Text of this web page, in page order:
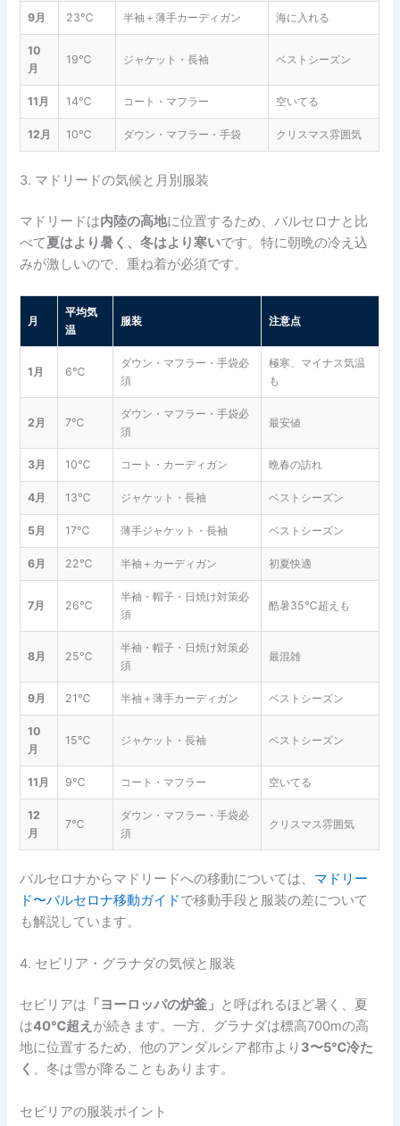
9月 23℃ 半袖＋薄手カーディガン 海に入れる
10
月
19℃ ジャケット・長袖 ベストシーズン
11月 14℃ コート・マフラー 空いてる
12月 10℃ ダウン・マフラー・手袋 クリスマス雰囲気
3. マドリードの気候と月別服装
マドリードは内陸の高地に位置するため、バルセロナと比
べて夏はより暑く、冬はより寒いです。特に朝晩の冷え込
みが激しいので、重ね着が必須です。
月
平均気
温
服装 注意点
1月 6℃
ダウン・マフラー・手袋必
須
極寒、マイナス気温
も
2月 7℃
ダウン・マフラー・手袋必
須
最安値
3月 10℃ コート・カーディガン 晩春の訪れ
4月 13℃ ジャケット・長袖 ベストシーズン
5月 17℃ 薄手ジャケット・長袖 ベストシーズン
6月 22℃ 半袖＋カーディガン 初夏快適
7月 26℃
半袖・帽子・日焼け対策必
須
酷暑35℃超えも
8月 25℃
半袖・帽子・日焼け対策必
須
最混雑
9月 21℃ 半袖＋薄手カーディガン ベストシーズン
10
月
15℃ ジャケット・長袖 ベストシーズン
11月 9℃ コート・マフラー 空いてる
12
月
7℃
ダウン・マフラー・手袋必
須
クリスマス雰囲気
バルセロナからマドリードへの移動については、 マドリー
ド〜バルセロナ移動ガイドで移動手段と服装の差について
も解説しています。
4. セビリア・グラナダの気候と服装
セビリアは 「ヨーロッパの炉釜」 と呼ばれるほど暑く、夏
は40℃超え が続きます。一方、グラナダは標高700mの高
地に位置するため、他のアンダルシア都市より 3〜5℃冷た
く 、冬は雪が降ることもあります。
セビリアの服装ポイント